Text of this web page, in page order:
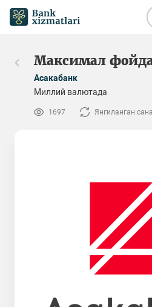
Максимал
Асакабанк
Миллий валютада
1697 Янгиланган